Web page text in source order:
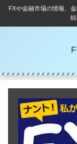
FXや金融市場の情報、